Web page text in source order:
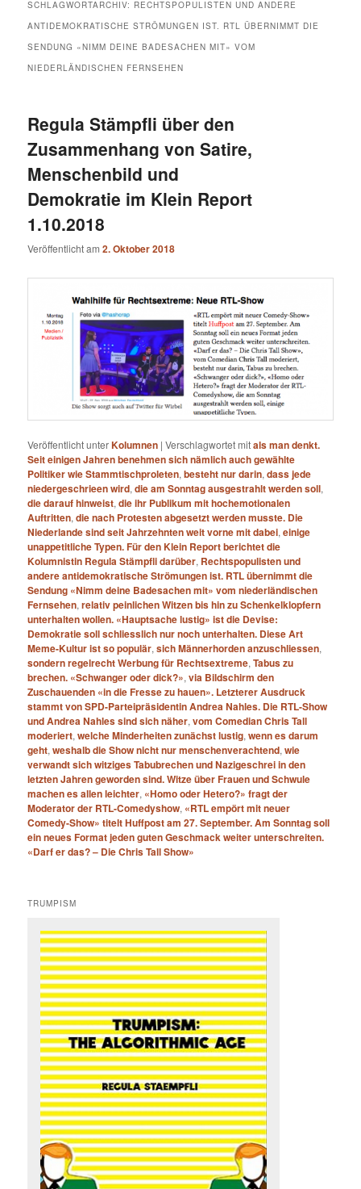
SCHLAGWORTARCHIV: RECHTSPOPULISTEN UND ANDERE
ANTIDEMOKRATISCHE STRÖMUNGEN IST. RTL ÜBERNIMMT DIE
SENDUNG «NIMM DEINE BADESACHEN MIT» VOM
NIEDERLÄNDISCHEN FERNSEHEN
Regula Stämpfli über den
Zusammenhang von Satire,
Menschenbild und
Demokratie im Klein Report
1.10.2018
Veröffentlicht am2. Oktober 2018
Veröffentlicht unterKolumnen |Verschlagwortet mitals man denkt.
Seit einigen Jahren benehmen sich nämlich auch gewählte
Politiker wie Stammtischproleten,besteht nur darin,dass jede
niedergeschrieen wird,die am Sonntag ausgestrahlt werden soll,
die darauf hinweist,die ihr Publikum mit hochemotionalen
Auftritten,die nach Protesten abgesetzt werden musste. Die
Niederlande sind seit Jahrzehnten weit vorne mit dabei,einige
unappetitliche Typen. Für den Klein Report berichtet die
Kolumnistin Regula Stämpfli darüber, Rechtspopulisten und
andere antidemokratische Strömungen ist. RTL übernimmt die
Sendung «Nimm deine Badesachen mit» vom niederländischen
Fernsehen,relativ peinlichen Witzen bis hin zu Schenkelklopfern
unterhalten wollen. «Hauptsache lustig» ist die Devise:
Demokratie soll schliesslich nur noch unterhalten. Diese Art
Meme-Kultur ist so populär,sich Männerhorden anzuschliessen,
sondern regelrecht Werbung für Rechtsextreme,Tabus zu
brechen. «Schwanger oder dick?»,via Bildschirm den
Zuschauenden «in die Fresse zu hauen». Letzterer Ausdruck
stammt von SPD-Parteipräsidentin Andrea Nahles. Die RTL-Show
und Andrea Nahles sind sich näher,vom Comedian Chris Tall
moderiert,welche Minderheiten zunächst lustig,wenn es darum
geht,weshalb die Show nicht nur menschenverachtend,wie
verwandt sich witziges Tabubrechen und Nazigeschrei in den
letzten Jahren geworden sind. Witze über Frauen und Schwule
machen es allen leichter, «Homo oder Hetero?» fragt der
Moderator der RTL-Comedyshow, «RTL empört mit neuer
Comedy-Show» titelt Huffpost am 27. September. Am Sonntag soll
ein neues Format jeden guten Geschmack weiter unterschreiten.
«Darf er das? – Die Chris Tall Show»
TRUMPISM